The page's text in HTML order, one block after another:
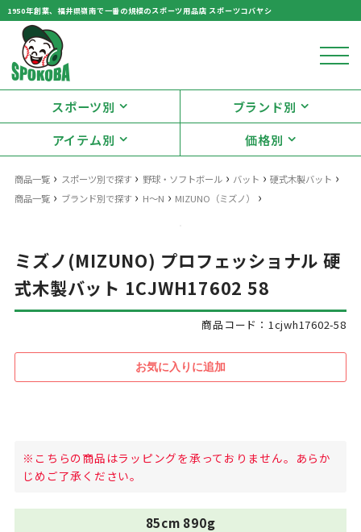
1950年創業、福井県嶺南で一番の規模のスポーツ用品店 スポーツコバヤシ
スポーツ別
ブランド別
アイテム別
価格別
商品一覧 › スポーツ別で探す› 野球・ソフトボール› バット ›硬式木製バット ›
商品一覧 › ブランド別で探す› H～N › MIZUNO（ミズノ） ›
ミズノ(MIZUNO) プロフェッショナル 硬
式木製バット 1CJWH17602 58
商品コード：1cjwh17602-58
※こちらの商品はラッピングを承っておりません。あらか
じめご了承ください。
85cm 890g